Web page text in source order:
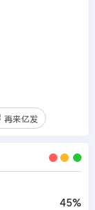
再来亿发
45%